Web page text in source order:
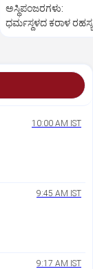
ಅಸ್ಥಿಪಂಜರಗಳು:
ಧರ್ಮಸ್ಥಳದ‌ ಕರಾಳ ರಹಸ್ಯ
10:00 AM IST
9:45 AM IST
9:17 AM IST